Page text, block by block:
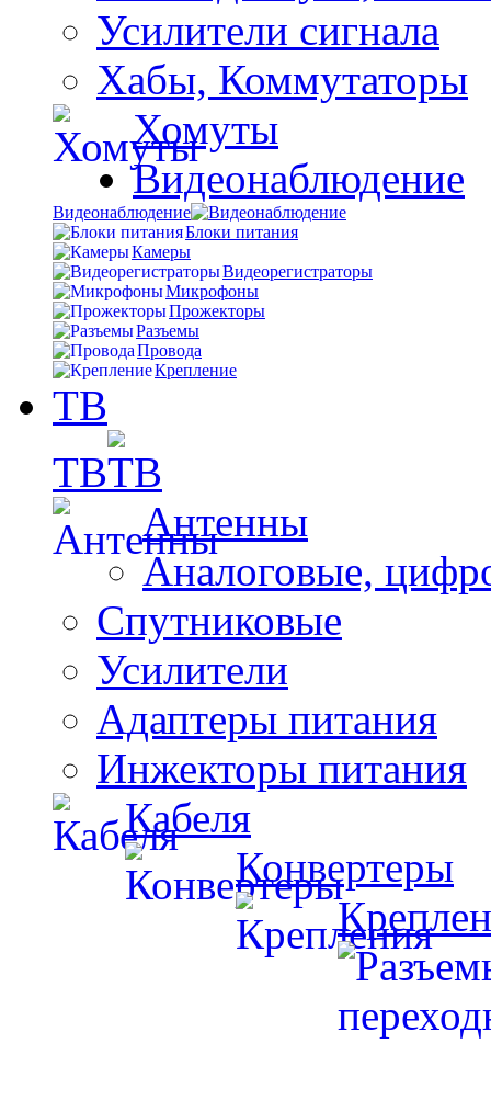
Усилители сигнала
Хабы, Коммутаторы
Хомуты
Видеонаблюдение
Видеонаблюдение
Блоки питания
Камеры
Видеорегистраторы
Микрофоны
Прожекторы
Разъемы
Провода
Крепление
ТВ
ТВ
Антенны
Аналоговые,
Спутниковые
Усилители
Адаптеры питания
Инжекторы питания
Кабеля
Конвертеры